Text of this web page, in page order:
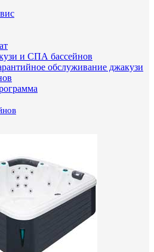
и СПА бассейнов
обслуживание джакузи